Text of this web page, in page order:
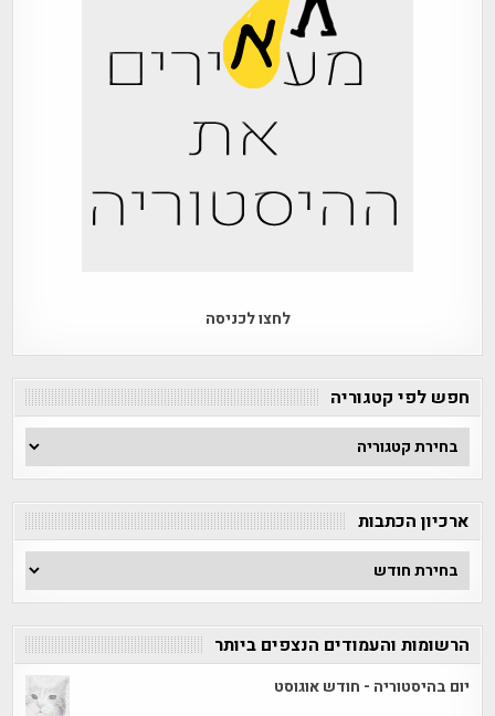
לחצו לכניסה
חפש לפי קטגוריה
חפש
לפי
ארכיון הכתבות
ארכיון
הכתבות
הרשומות והעמודים הנצפים ביותר
יום בהיסטוריה - חודש אוגוסט